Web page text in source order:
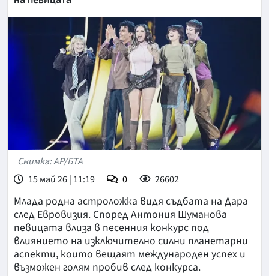
Снимка: AP/БТА
15 май 26 | 11:19
0 26602
Млада родна астроложка видя съдбата на Дара
след Евровизия. Според Антония Шуманова
певицата влиза в песенния конкурс под
влиянието на изключително силни планетарни
аспекти, които вещаят международен успех и
възможен голям пробив след конкурса.